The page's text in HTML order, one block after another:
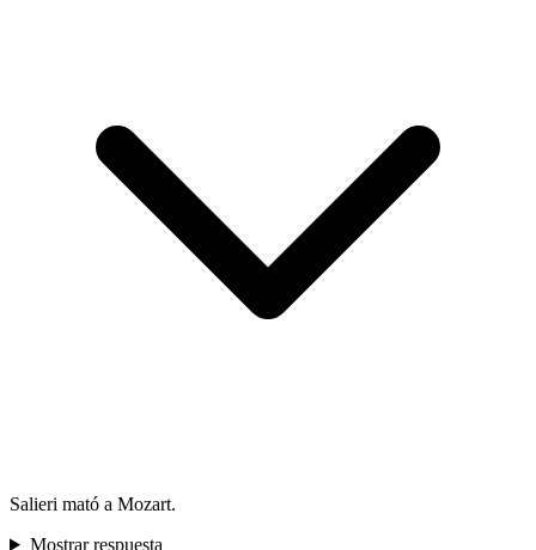
Salieri mató a Mozart.
Mostrar respuesta